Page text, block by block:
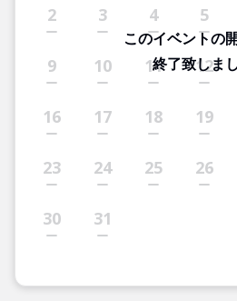
2 3 4 5
9 10 11 12
16 17 18 19
23 24 25 26
30 31
このイベントの
終了致しま